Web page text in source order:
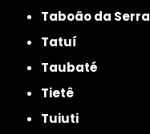
Taboão da Serra
Tatuí
Taubaté
Tietê
Tuiuti